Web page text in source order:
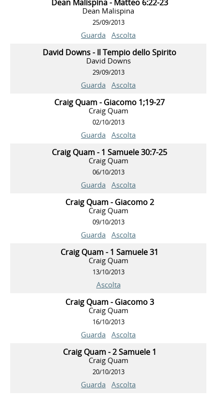
Dean Malispina - Matteo 6:22-23
Dean Malispina
25/09/2013
Guarda Ascolta
David Downs - Il Tempio dello Spirito
David Downs
29/09/2013
Guarda Ascolta
Craig Quam - Giacomo 1;19-27
Craig Quam
02/10/2013
Guarda Ascolta
Craig Quam - 1 Samuele 30:7-25
Craig Quam
06/10/2013
Guarda Ascolta
Craig Quam - Giacomo 2
Craig Quam
09/10/2013
Guarda Ascolta
Craig Quam - 1 Samuele 31
Craig Quam
13/10/2013
Ascolta
Craig Quam - Giacomo 3
Craig Quam
16/10/2013
Guarda Ascolta
Craig Quam - 2 Samuele 1
Craig Quam
20/10/2013
Guarda Ascolta